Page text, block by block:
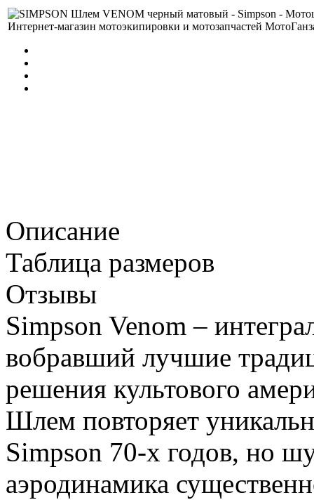
Описание
Таблица размеров
Отзывы
Simpson Venom –
вобравший лучшие
решения культового
Шлем повторяет
Simpson 70-х годов, но
аэродинамика